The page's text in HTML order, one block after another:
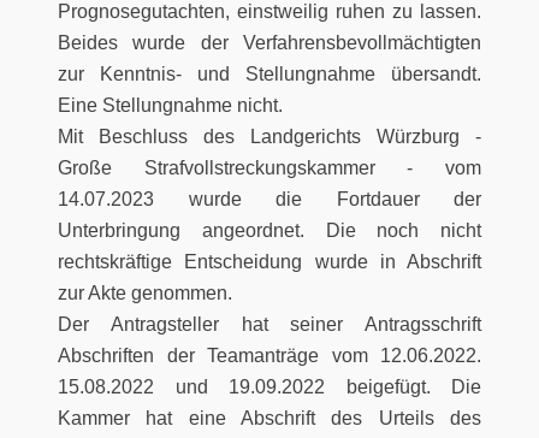
Prognosegutachten, einstweilig ruhen zu lassen.
Beides wurde der Verfahrensbevollmächtigten
zur Kenntnis- und Stellungnahme übersandt.
Eine Stellungnahme nicht.
Mit Beschluss des Landgerichts Würzburg -
Große Strafvollstreckungskammer - vom
14.07.2023 wurde die Fortdauer der
Unterbringung angeordnet. Die noch nicht
rechtskräftige Entscheidung wurde in Abschrift
zur Akte genommen.
Der Antragsteller hat seiner Antragsschrift
Abschriften der Teamanträge vom 12.06.2022.
15.08.2022 und 19.09.2022 beigefügt. Die
Kammer hat eine Abschrift des Urteils des